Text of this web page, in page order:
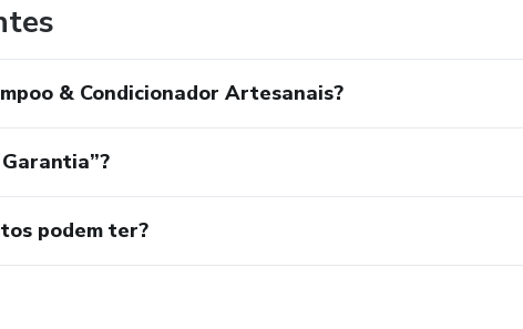
& Condicionador Artesanais?
podem ter?